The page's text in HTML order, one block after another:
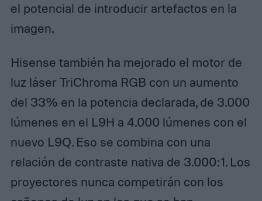
el potencial de introducir artefactos en la
imagen.
Hisense también ha mejorado el motor de
luz láser TriChroma RGB con un aumento
del 33% en la potencia declarada, de 3.000
lúmenes en el L9H a 4.000 lúmenes con el
nuevo L9Q. Eso se combina con una
relación de contraste nativa de 3.000:1. Los
proyectores nunca competirán con los